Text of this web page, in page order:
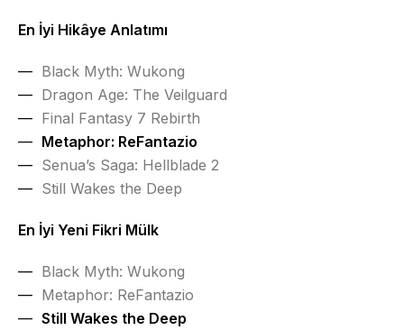
En İyi Hikâye Anlatımı
Black Myth: Wukong
Dragon Age: The Veilguard
Final Fantasy 7 Rebirth
Metaphor: ReFantazio
Senua’s Saga: Hellblade 2
Still Wakes the Deep
En İyi Yeni Fikri Mülk
Black Myth: Wukong
Metaphor: ReFantazio
Still Wakes the Deep